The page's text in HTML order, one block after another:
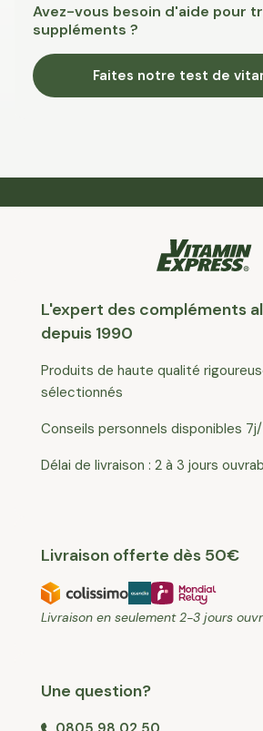
Avez-vous besoin d'aide pour
suppléments ?
Faites notre test de
L'expert des compléments
depuis 1990
Produits de haute qualité
sélectionnés
Conseils personnels disponibles
Délai de livraison : 2 à 3 jours
Livraison offerte dès 50€
Livraison en seulement 2-3 jours
Une question?